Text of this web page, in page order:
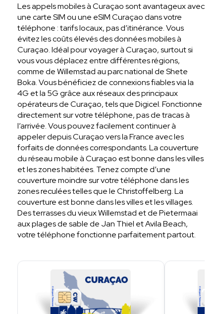
Les appels mobiles à Curaçao sont avantageux avec
une carte SIM ou une eSIM Curaçao dans votre
téléphone : tarifs locaux, pas d’itinérance. Vous
évitez les coûts élevés des données mobiles à
Curaçao. Idéal pour voyager à Curaçao, surtout si
vous vous déplacez entre différentes régions,
comme de Willemstad au parc national de Shete
Boka. Vous bénéficiez de connexions fiables via la
4G et la 5G grâce aux réseaux des principaux
opérateurs de Curaçao, tels que Digicel. Fonctionne
directement sur votre téléphone, pas de tracas à
l’arrivée. Vous pouvez facilement continuer à
appeler depuis Curaçao vers la France avec les
forfaits de données correspondants. La couverture
du réseau mobile à Curaçao est bonne dans les villes
et les zones habitées. Tenez compte d’une
couverture moindre sur votre téléphone dans les
zones reculées telles que le Christoffelberg. La
couverture est bonne dans les villes et les villages.
Des terrasses du vieux Willemstad et de Pietermaai
aux plages de sable de Jan Thiel et Avila Beach,
votre téléphone fonctionne parfaitement partout.